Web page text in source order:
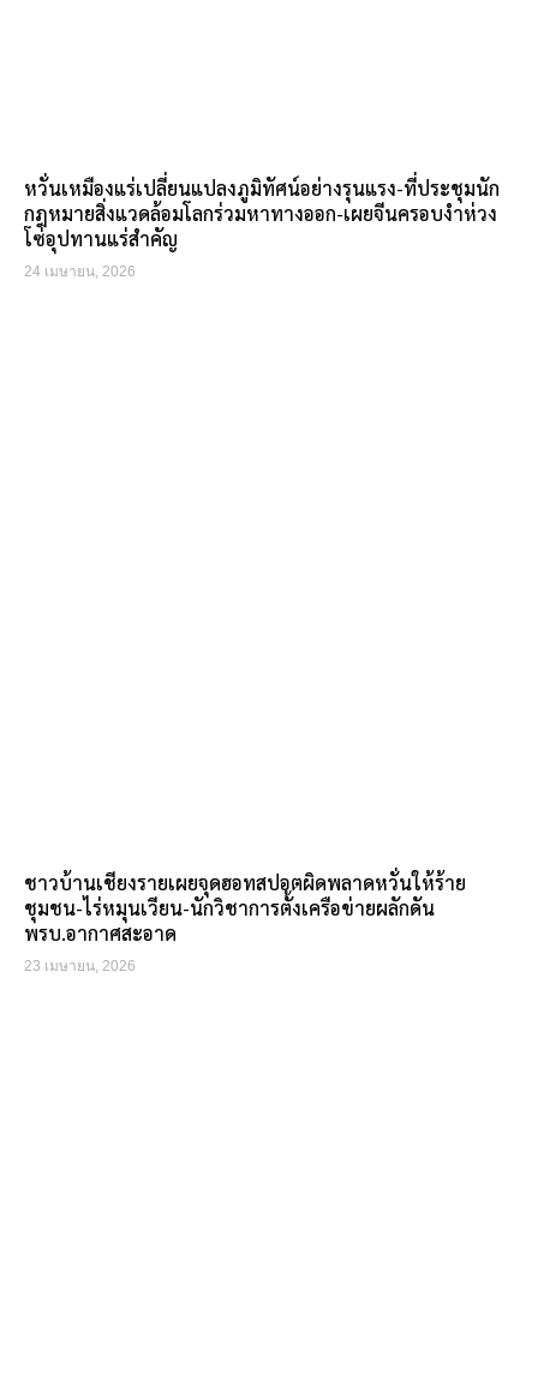
หวั่นเหมืองแร่เปลี่ยนแปลงภูมิทัศน์อย่างรุนแรง-ที่ประชุมนัก
กฎหมายสิ่งแวดล้อมโลกร่วมหาทางออก-เผยจีนครอบงำห่วง
โซ่อุปทานแร่สำคัญ
24 เมษายน, 2026
ชาวบ้านเชียงรายเผยจุดฮอทสปอตผิดพลาดหวั่นให้ร้าย
ชุมชน-ไร่หมุนเวียน-นักวิชาการตั้งเครือข่ายผลักดัน
พรบ.อากาศสะอาด
23 เมษายน, 2026